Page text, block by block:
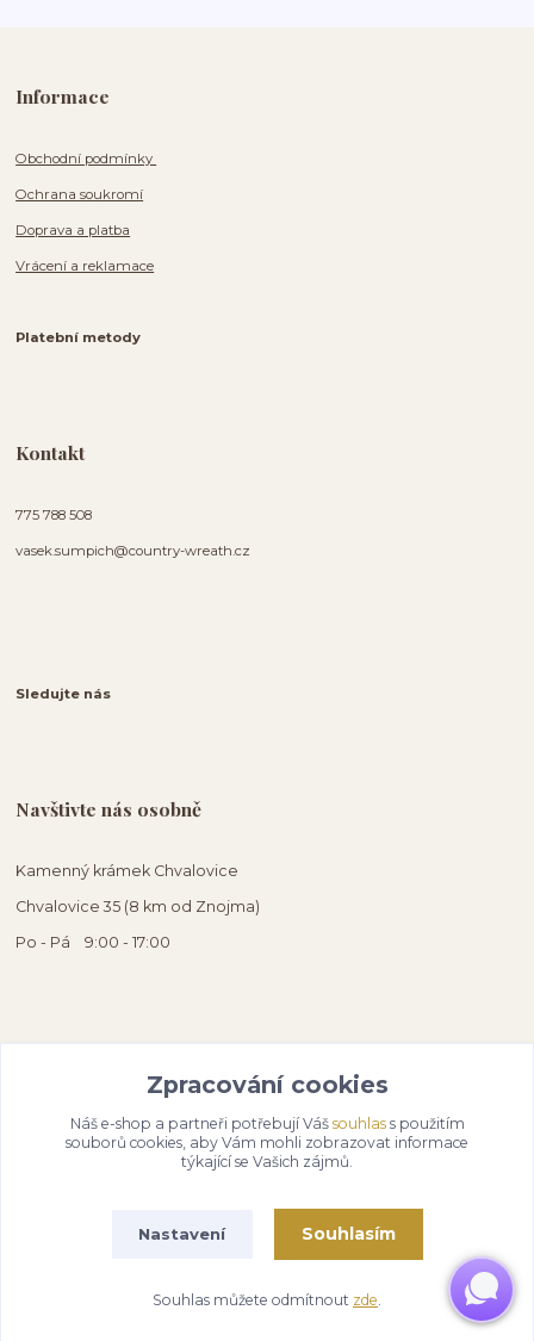
Informace
Obchodní podmínky
Ochrana soukromí
Doprava a platba
Vrácení a reklamace
Platební metody
Kontakt
775 788 508
vasek.sumpich@country-wreath.cz
Sledujte nás
Navštivte nás osobně
Kamenný krámek Chvalovice
Chvalovice 35 (8 km od Znojma)
Po - Pá 9:00 - 17:00
Zpracování cookies
Náš e-shop a partneři potřebují Váš souhlass použitím
souborů cookies, aby Vám mohli zobrazovat informace
týkající se Vašich zájmů.
Nastavení Souhlasím
Souhlas můžete odmítnout zde